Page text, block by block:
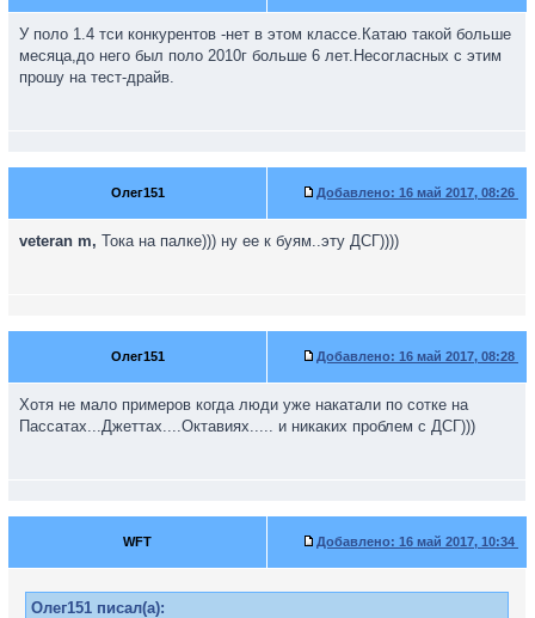
У поло 1.4 тси конкурентов -нет в этом классе.Катаю такой больше
месяца,до него был поло 2010г больше 6 лет.Несогласных с этим
прошу на тест-драйв.
Олег151 Добавлено: 16 май 2017, 08:26
veteran m, Тока на палке))) ну ее к буям..эту ДСГ))))
Олег151 Добавлено: 16 май 2017, 08:28
Хотя не мало примеров когда люди уже накатали по сотке на
Пассатах...Джеттах....Октавиях..... и никаких проблем с ДСГ)))
WFT Добавлено: 16 май 2017, 10:34
Олег151 писал(а):